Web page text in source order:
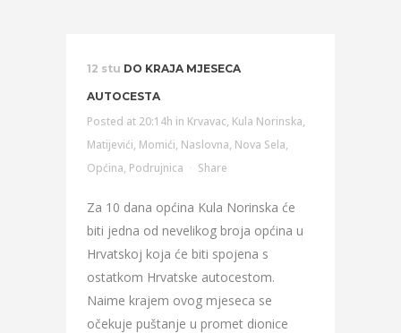
12 stu DO KRAJA MJESECA
AUTOCESTA
Posted at 20:14h in Krvavac, Kula Norinska,
Matijevići, Momići, Naslovna, Nova Sela,
Općina, Podrujnica Share
Za 10 dana općina Kula Norinska će
biti jedna od nevelikog broja općina u
Hrvatskoj koja će biti spojena s
ostatkom Hrvatske autocestom.
Naime krajem ovog mjeseca se
očekuje puštanje u promet dionice